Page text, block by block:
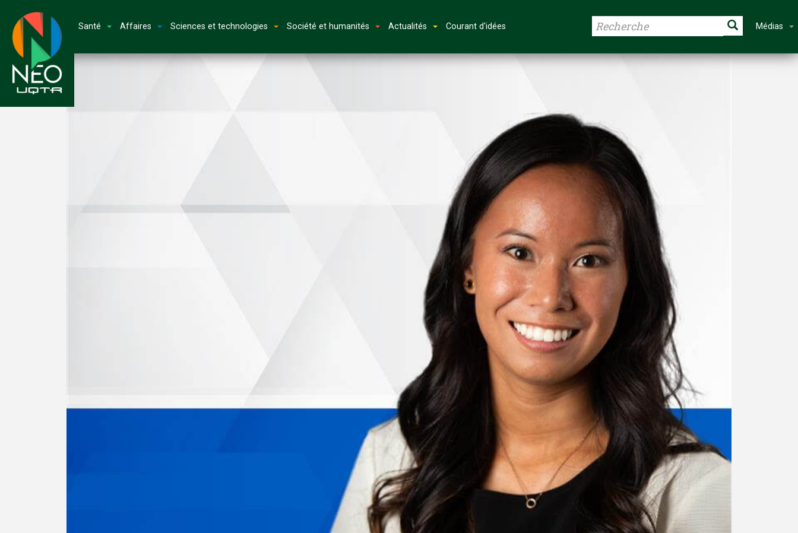
Santé Affaires Sciences et technologies Société et humanités Actualités Courant d'idées Médias